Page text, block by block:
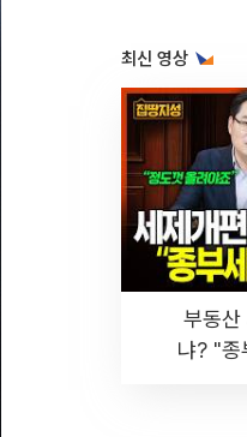
최신 영상
부동산
냐? "종